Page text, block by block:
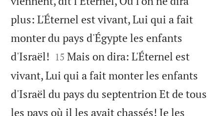
plus: L'Éternel est vivant, Lui qui a fait
monter du pays d'Égypte les enfants
d'Israël! 

15 Mais on dira: L'Éternel est
vivant, Lui qui a fait monter les enfants
d'Israël du pays du septentrion Et de tous
les pays où il les avait chassés! Je les